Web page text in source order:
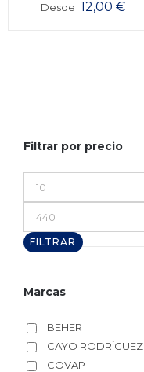
Desde 12,00 €
Filtrar por precio
mínimo
máximo
FILTRAR
Marcas
BEHER
CAYO RODRÍGUEZ
COVAP